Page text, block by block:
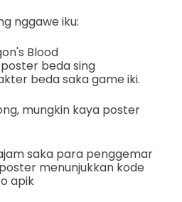
nggawe iku:
Blood
beda sing
beda saka game iki.
mungkin kaya poster
saka para penggemar
menunjukkan kode
apik